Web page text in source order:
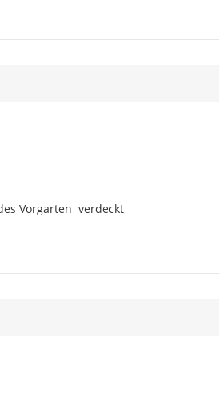
Vorgarten  verdeckt